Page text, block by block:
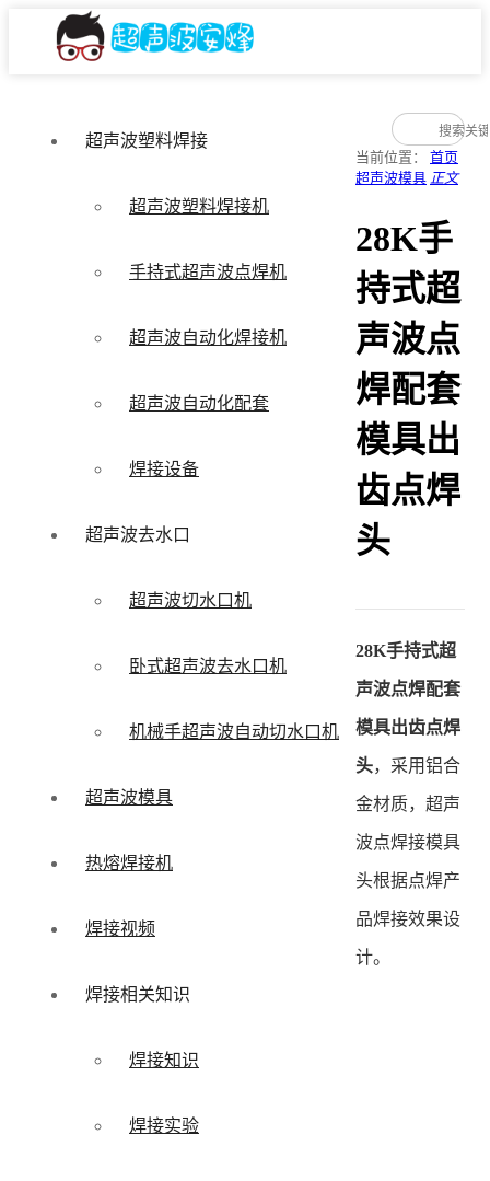
超声波塑料焊接
超声波塑料焊接机
手持式超声波点焊机
超声波自动化焊接机
超声波自动化配套
焊接设备
超声波去水口
超声波切水口机
卧式超声波去水口机
机械手超声波自动切水口机
超声波模具
热熔焊接机
焊接视频
焊接相关知识
焊接知识
焊接实验
当前位置： 首页
超声波模具 正文
28K手
持式超
声波点
焊配套
模具出
齿点焊
头
28K手持式超
声波点焊配套
模具出齿点焊
头，采用铝合
金材质，超声
波点焊接模具
头根据点焊产
品焊接效果设
计。